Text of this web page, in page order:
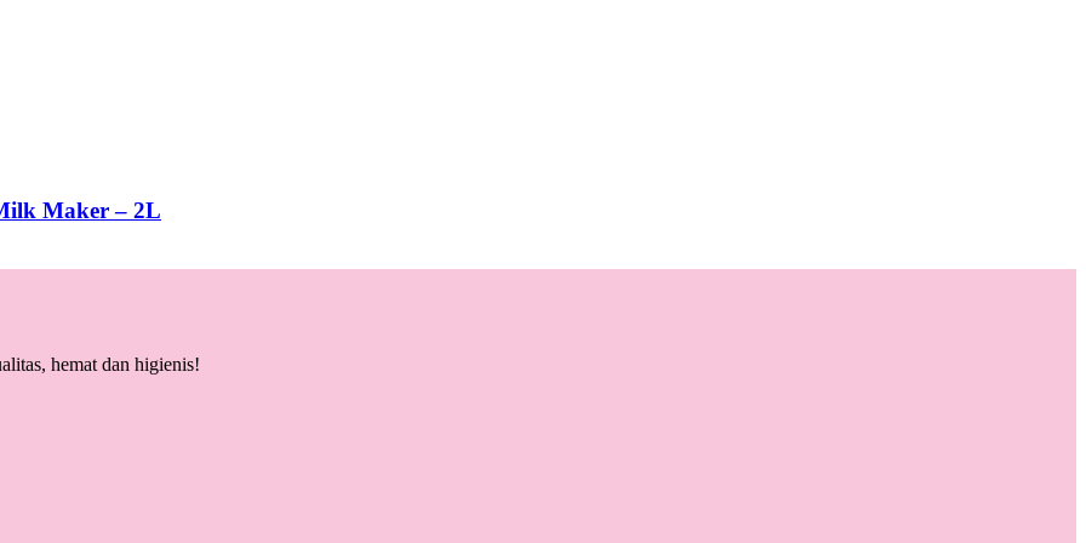
Maker – 2L
hemat dan higienis!